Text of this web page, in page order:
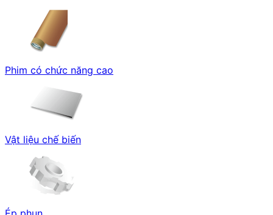
Phim có chức năng cao
Vật liệu chế biến